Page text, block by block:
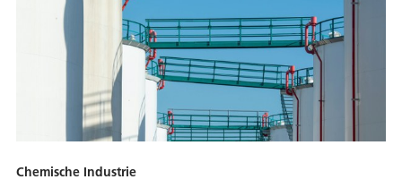
Chemische Industrie